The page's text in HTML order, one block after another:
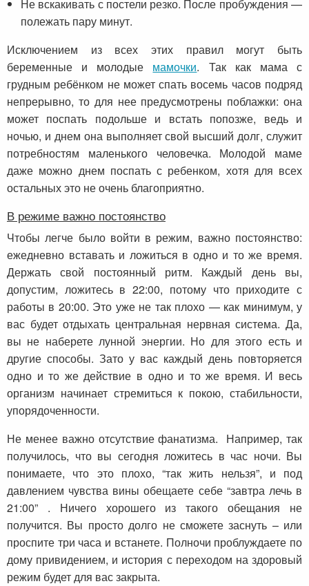
Не вскакивать с постели резко. После пробуждения —
полежать пару минут.
Исключением из всех этих правил могут быть
беременные и молодые мамочки. Так как мама с
грудным ребёнком не может спать восемь часов подряд
непрерывно, то для нее предусмотрены поблажки: она
может поспать подольше и встать попозже, ведь и
ночью, и днем она выполняет свой высший долг, служит
потребностям маленького человечка. Молодой маме
даже можно днем поспать с ребенком, хотя для всех
остальных это не очень благоприятно.
В режиме важно постоянство
Чтобы легче было войти в режим, важно постоянство:
ежедневно вставать и ложиться в одно и то же время.
Держать свой постоянный ритм. Каждый день вы,
допустим, ложитесь в 22:00, потому что приходите с
работы в 20:00. Это уже не так плохо — как минимум, у
вас будет отдыхать центральная нервная система. Да,
вы не наберете лунной энергии. Но для этого есть и
другие способы. Зато у вас каждый день повторяется
одно и то же действие в одно и то же время. И весь
организм начинает стремиться к покою, стабильности,
упорядоченности.
Не менее важно отсутствие фанатизма. Например, так
получилось, что вы сегодня ложитесь в час ночи. Вы
понимаете, что это плохо, “так жить нельзя”, и под
давлением чувства вины обещаете себе “завтра лечь в
21:00” . Ничего хорошего из такого обещания не
получится. Вы просто долго не сможете заснуть – или
проспите три часа и встанете. Полночи проблуждаете по
дому привидением, и история с переходом на здоровый
режим будет для вас закрыта.